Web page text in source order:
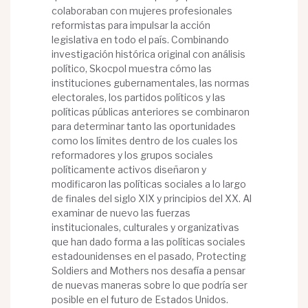
colaboraban con mujeres profesionales
reformistas para impulsar la acción
legislativa en todo el país. Combinando
investigación histórica original con análisis
político, Skocpol muestra cómo las
instituciones gubernamentales, las normas
electorales, los partidos políticos y las
políticas públicas anteriores se combinaron
para determinar tanto las oportunidades
como los límites dentro de los cuales los
reformadores y los grupos sociales
políticamente activos diseñaron y
modificaron las políticas sociales a lo largo
de finales del siglo XIX y principios del XX. Al
examinar de nuevo las fuerzas
institucionales, culturales y organizativas
que han dado forma a las políticas sociales
estadounidenses en el pasado, Protecting
Soldiers and Mothers nos desafía a pensar
de nuevas maneras sobre lo que podría ser
posible en el futuro de Estados Unidos.